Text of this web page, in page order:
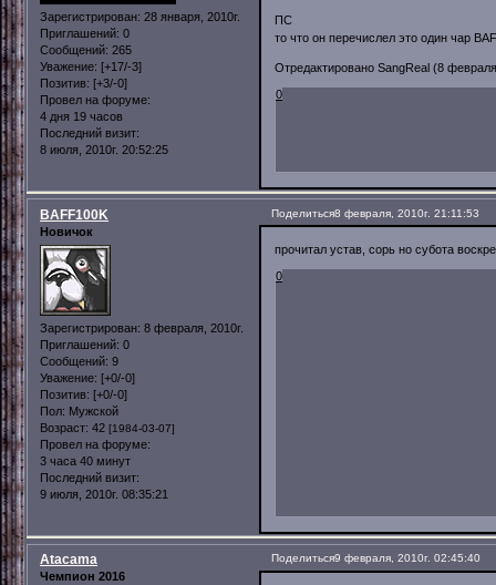
Зарегистрирован: 28 января, 2010г.
Приглашений: 0
Сообщений: 265
Уважение: [+17/-3]
Позитив: [+3/-0]
Провел на форуме:
4 дня 19 часов
Последний визит:
8 июля, 2010г. 20:52:25
ПС
то что он перечислел это один чар
Отредактировано SangReal (8
0
Поделиться8 февраля, 2010г. 21:11:53
BAFF100K
Новичок
Зарегистрирован: 8 февраля, 2010г.
Приглашений: 0
Сообщений: 9
Уважение: [+0/-0]
Позитив: [+0/-0]
Пол: Мужской
Возраст: 42 [1984-03-07]
Провел на форуме:
3 часа 40 минут
Последний визит:
9 июля, 2010г. 08:35:21
прочитал устав, сорь но субота
0
Поделиться9 февраля, 2010г. 02:45:40
Atacama
Чемпион 2016